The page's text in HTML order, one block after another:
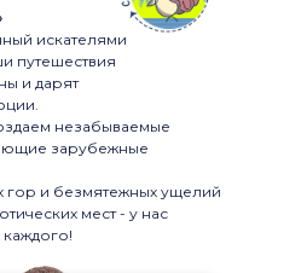
искателями
путешествия
и дарят
незабываемые
зарубежные
гор и безмятежных ущелий
мест - у нас
каждого!